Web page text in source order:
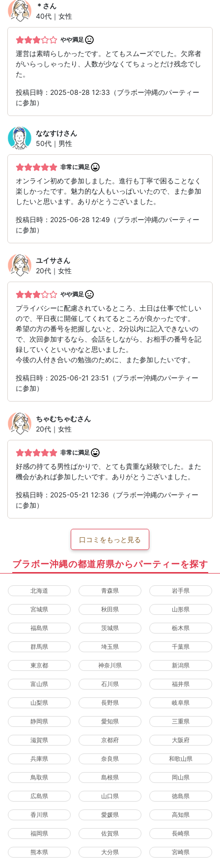
＊ さん
40代｜女性
やや満足
運営は素晴らしかったです。とてもスムーズでした。欠席者
がいらっしゃったり、人数が少なくてちょっとだけ残念でし
た。
投稿日時：2025-08-28 12:33（ブラボー沖縄のパーティー
に参加）
ななすけさん
50代｜男性
非常に満足
オンライン初めて参加しました。進行も丁寧で困ることなく
楽しかったです。魅力的な人もいっぱいいたので、また参加
したいと思います。ありがとうございました。
投稿日時：2025-06-28 12:49（ブラボー沖縄のパーティー
に参加）
ユイサさん
20代｜女性
やや満足
プライバシーに配慮されているところ、土日は仕事で忙しい
ので、平日夜に開催してくれてるところが良かったです。
希望の方の番号を把握しないと、2分以内に記入できないの
で、次回参加するなら、会話をしながら、お相手の番号を記
録していくといいかなと思いました。
今後の人付き合いの勉強のために、また参加したいです。
投稿日時：2025-06-21 23:51（ブラボー沖縄のパーティー
に参加）
ちゃむちゃむさん
20代｜女性
非常に満足
好感の持てる男性ばかりで、とても貴重な経験でした。また
機会があれば参加したいです。ありがとうございました。
投稿日時：2025-05-21 12:36（ブラボー沖縄のパーティー
に参加）
口コミをもっと見る
ブラボー沖縄の都道府県からパーティーを探す
北海道 青森県 岩手県
宮城県 秋田県 山形県
福島県 茨城県 栃木県
群馬県 埼玉県 千葉県
東京都 神奈川県 新潟県
富山県 石川県 福井県
山梨県 長野県 岐阜県
静岡県 愛知県 三重県
滋賀県 京都府 大阪府
兵庫県 奈良県 和歌山県
鳥取県 島根県 岡山県
広島県 山口県 徳島県
香川県 愛媛県 高知県
福岡県 佐賀県 長崎県
熊本県 大分県 宮崎県